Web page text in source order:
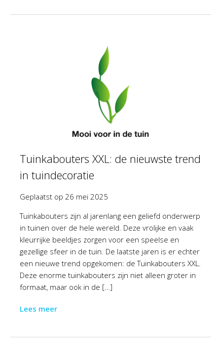
Tuinkabouters XXL: de nieuwste trend
in tuindecoratie
Geplaatst op 26 mei 2025
Tuinkabouters zijn al jarenlang een geliefd onderwerp
in tuinen over de hele wereld. Deze vrolijke en vaak
kleurrijke beeldjes zorgen voor een speelse en
gezellige sfeer in de tuin. De laatste jaren is er echter
een nieuwe trend opgekomen: de Tuinkabouters XXL.
Deze enorme tuinkabouters zijn niet alleen groter in
formaat, maar ook in de […]
Lees meer